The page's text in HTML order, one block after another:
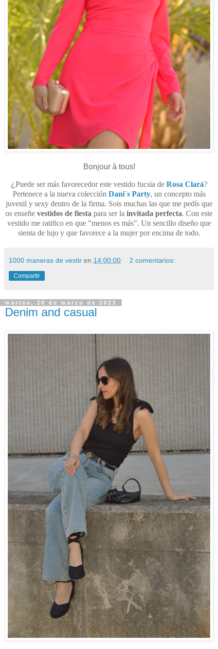
Bonjour à tous!
¿ Puede ser más favorecedor este vestido fucsia de Rosa Clará?
Pertenece a la nueva colección Dani´s Party, un concepto más
juvenil y sexy dentro de la firma. Sois muchas las que me pedís que
os enseñe vestidos de fiesta para ser la invitada perfecta. Con este
vestido me ratifico en que "menos es más". Un sencillo diseño que
sienta de lujo y que favorece a la mujer por encima de todo.
1000 maneras de vestir en 14:00:00 2 comentarios:
Compartir
martes, 28 de marzo de 2023
Denim and casual